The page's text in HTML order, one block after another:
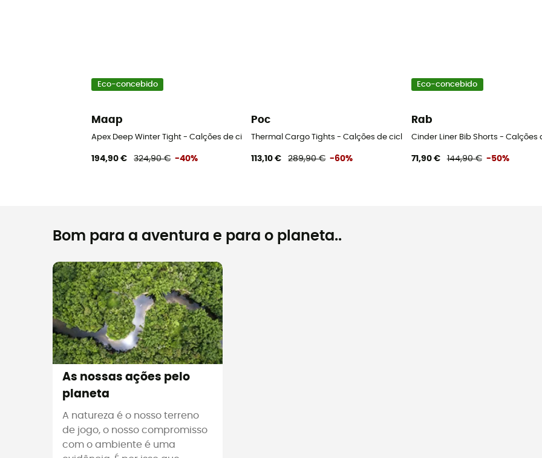
Eco-concebido
Maap
Apex Deep Winter Tight - Calções de ciclista homem
194,90 € 324,90 € -40%
Poc
Thermal Cargo Tights - Calções de ciclista homem
113,10 € 289,90 € -60%
Eco-concebido
Rab
Cinder Liner Bib Shorts -
71,90 € 144,90 € -50%
Bom para a aventura e para o planeta..
As nossas ações pelo
planeta
A natureza é o nosso terreno
de jogo, o nosso compromisso
com o ambiente é uma